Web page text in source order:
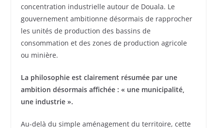
concentration industrielle autour de Douala. Le
gouvernement ambitionne désormais de rapprocher
les unités de production des bassins de
consommation et des zones de production agricole
ou minière.
La philosophie est clairement résumée par une
ambition désormais affichée : « une municipalité,
une industrie ».
Au-delà du simple aménagement du territoire, cette